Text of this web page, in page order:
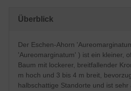
Wuchs
Blatt
Sommergrün, bis
unregelmäßig
schönes
Frucht
Trauben
Blüte
Gelblich bis weiß,
Überblick
Der Eschen-Ahorn
'Aureomarginatum' ) ist ein kleiner,
Baum mit lockerer, breitfallender
m hoch und 3 bis 4 m breit,
halbschattige Standorte und ist